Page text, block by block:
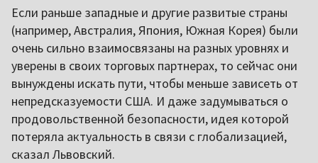
Если раньше западные и другие развитые страны
(например, Австралия, Япония, Южная Корея) были
очень сильно взаимосвязаны на разных уровнях и
уверены в своих торговых партнерах, то сейчас они
вынуждены искать пути, чтобы меньше зависеть от
непредсказуемости США. И даже задумываться о
продовольственной безопасности, идея которой
потеряла актуальность в связи с глобализацией,
сказал Львовский.